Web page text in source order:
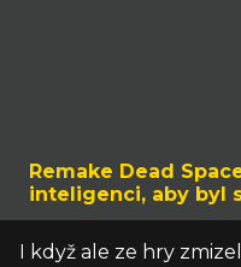
Remake Dead
inteligenci, aby byl
I když ale ze hry